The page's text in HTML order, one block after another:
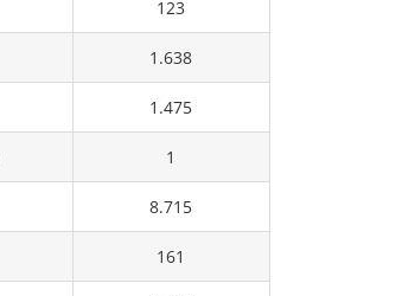
123
1.638
1.475
1
8.715
161